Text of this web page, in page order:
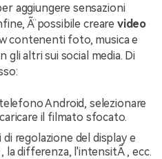
aggiungere sensazioni
Ã¨ possibile creare video
contenenti foto, musica e
gli altri sui social media. Di
Android, selezionare
il filmato sfocato.
regolazione del display e
la differenza, l'intensitÃ , ecc.